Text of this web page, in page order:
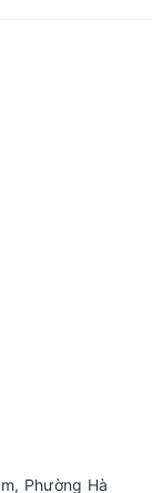
Phường Hà